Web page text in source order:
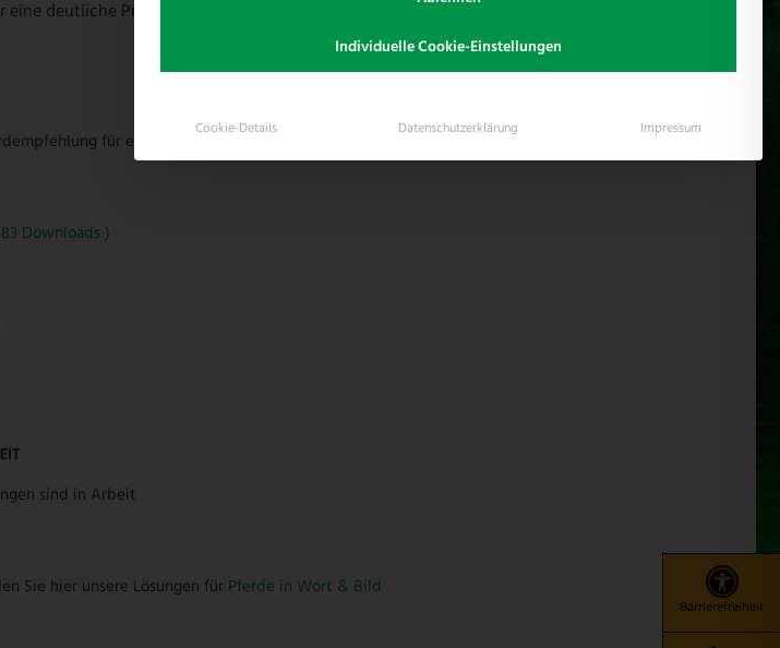
Barrierefreiheit
deutliche Produktbeschreibung. Leider sind wir hier noch nicht fertig - wenn etwas fehlt -
für einen Geflechtzaun zur Ziegenhaltung.
Downloads )
sind in Arbeit
Sie hier unsere Lösungen für Pferde in Wort & Bild
Individuelle Cookie-Einstellungen
Cookie-Details Datenschutzerklärung Impressum